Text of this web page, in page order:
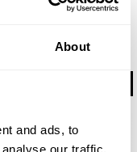
About
and ads, to
our traffic.